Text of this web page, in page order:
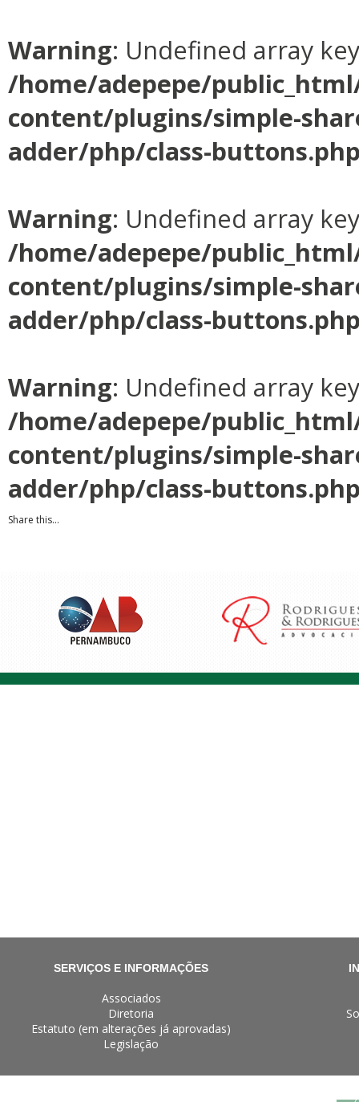
Warning: Undefined array
/home/adepepe/
content/plugins/simple-
adder/php/class-
Warning: Undefined array
/home/adepepe/
content/plugins/simple-
adder/php/class-
Warning: Undefined array
/home/adepepe/
content/plugins/simple-
adder/php/class-
Share this...
SERVIÇOS E INFORMAÇÕES
Associados
Diretoria
Estatuto (em alterações já aprovadas)
Legislação